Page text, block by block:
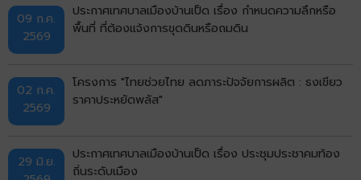
09 ก.ค.
2569
ประกาศเทศบาลเมืองบ้านเป็ด เรื่อง กำหนดความลึกหรือ
พื้นที่ ที่ต้องแจ้งการขุดดินหรือถมดิน
02 ก.ค.
2569
โครงการ "ไทยช่วยไทย ลดภาระปัจจัยการผลิต : ธงเขียว
ราคาประหยัดพลัส"
29 มิ.ย.
ประกาศเทศบาลเมืองบ้านเป็ด เรื่อง ประชุมประชาคมท้อง
ถิ่นระดับเมือง